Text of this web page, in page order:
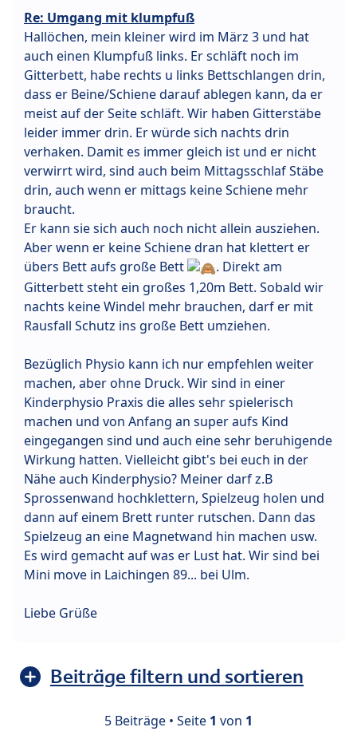
Re: Umgang mit klumpfuß
Hallöchen, mein kleiner wird im März 3 und hat
auch einen Klumpfuß links. Er schläft noch im
Gitterbett, habe rechts u links Bettschlangen drin,
dass er Beine/Schiene darauf ablegen kann, da er
meist auf der Seite schläft. Wir haben Gitterstäbe
leider immer drin. Er würde sich nachts drin
verhaken. Damit es immer gleich ist und er nicht
verwirrt wird, sind auch beim Mittagsschlaf Stäbe
drin, auch wenn er mittags keine Schiene mehr
braucht.
Er kann sie sich auch noch nicht allein ausziehen.
Aber wenn er keine Schiene dran hat klettert er
übers Bett aufs große Bett
. Direkt am
Gitterbett steht ein großes 1,20m Bett. Sobald wir
nachts keine Windel mehr brauchen, darf er mit
Rausfall Schutz ins große Bett umziehen.
Bezüglich Physio kann ich nur empfehlen weiter
machen, aber ohne Druck. Wir sind in einer
Kinderphysio Praxis die alles sehr spielerisch
machen und von Anfang an super aufs Kind
eingegangen sind und auch eine sehr beruhigende
Wirkung hatten. Vielleicht gibt's bei euch in der
Nähe auch Kinderphysio? Meiner darf z.B
Sprossenwand hochklettern, Spielzeug holen und
dann auf einem Brett runter rutschen. Dann das
Spielzeug an eine Magnetwand hin machen usw.
Es wird gemacht auf was er Lust hat. Wir sind bei
Mini move in Laichingen 89... bei Ulm.
Liebe Grüße
Beiträge filtern und sortieren
5 Beiträge • Seite 1 von 1